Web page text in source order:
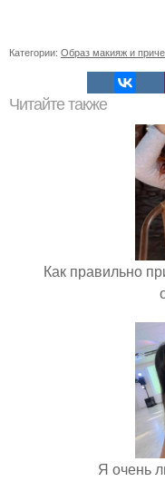
Категории: Образ макияж и
Читайте также
Как правильно
Я очень